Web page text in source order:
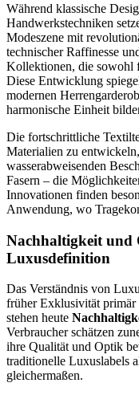
Während klassische
Handwerkstechniken
Modeszene mit
technischer Raffinesse
Kollektionen, die sowohl
Diese Entwicklung
modernen
harmonische Einheit
Die fortschrittliche
Materialien zu
wasserabweisenden
Fasern – die
Innovationen finden
Anwendung, wo
Nachhaltigkeit und
Luxusdefinition
Das Verständnis von
früher Exklusivität primär
stehen heute
Verbraucher schätzen
ihre Qualität und Optik
traditionelle Luxuslabels
gleichermaßen.